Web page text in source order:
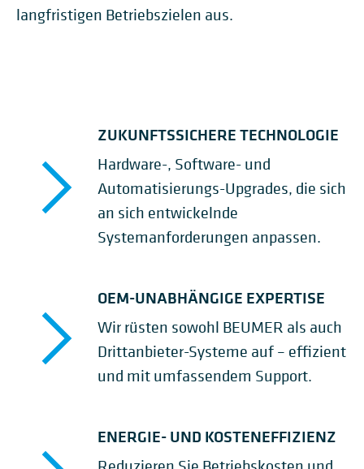
langfristigen Betriebszielen aus.
ZUKUNFTSSICHERE TECHNOLOGIE
Hardware-, Software- und
Automatisierungs-Upgrades, die sich
an sich entwickelnde
Systemanforderungen anpassen.
OEM-UNABHÄNGIGE EXPERTISE
Wir rüsten sowohl BEUMER als auch
Drittanbieter-Systeme auf – effizient
und mit umfassendem Support.
ENERGIE- UND KOSTENEFFIZIENZ